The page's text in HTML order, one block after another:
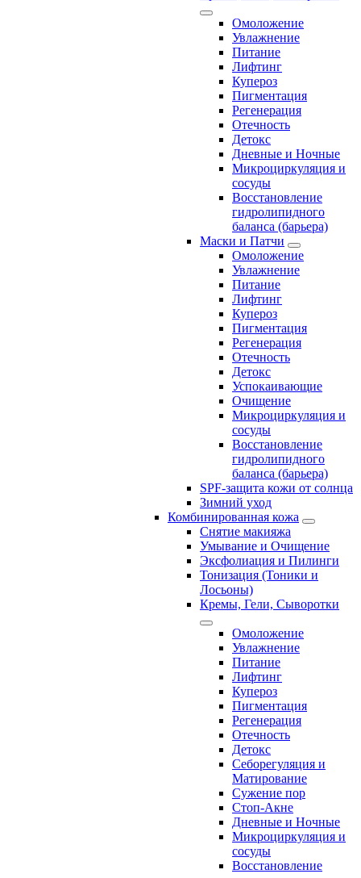
Омоложение
Увлажнение
Питание
Лифтинг
Купероз
Пигментация
Регенерация
Отечность
Детокс
Дневные и Ночные
Микроциркуляция и
сосуды
Восстановление
гидролипидного
баланса (барьера)
Маски и Патчи
Омоложение
Увлажнение
Питание
Лифтинг
Купероз
Пигментация
Регенерация
Отечность
Детокс
Успокаивающие
Очищение
Микроциркуляция и
сосуды
Восстановление
гидролипидного
баланса (барьера)
SPF-защита кожи от солнца
Зимний уход
Комбинированная кожа
Снятие макияжа
Умывание и Очищение
Эксфолиация и Пилинги
Тонизация (Тоники и
Лосьоны)
Кремы, Гели, Сыворотки
Омоложение
Увлажнение
Питание
Лифтинг
Купероз
Пигментация
Регенерация
Отечность
Детокс
Себорегуляция и
Матирование
Сужение пор
Стоп-Акне
Дневные и Ночные
Микроциркуляция и
сосуды
Восстановление